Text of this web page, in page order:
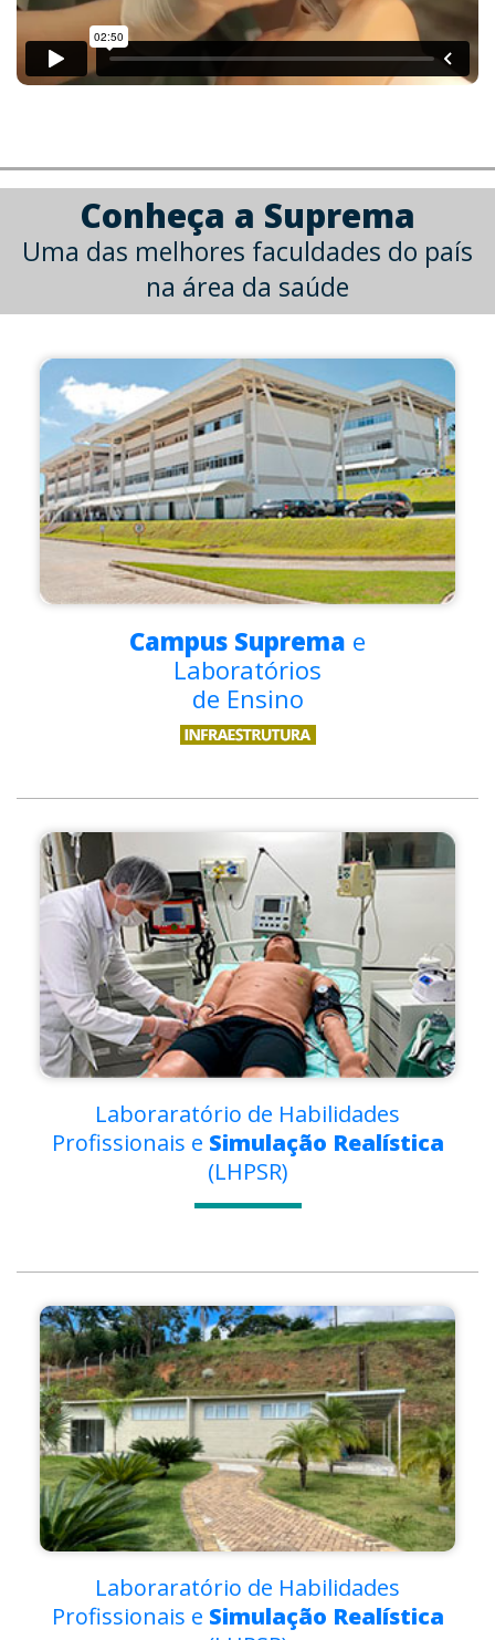
Conheça a Suprema
Uma das melhores faculdades do país
na área da saúde
Campus Suprema e
Laboratórios
de Ensino
Laboraratório de Habilidades
Profissionais e Simulação Realística
(LHPSR)
Laboraratório de Habilidades
Profissionais e Simulação Realística